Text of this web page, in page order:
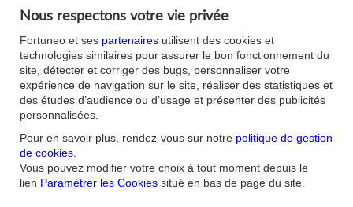
opérationnels élevés". Pour la banque canadienne, "si les
pourparlers n'en sont qu'à leur début, avec peu de détails sur la
structure et la valorisation, toute transaction crédible serait
probablement pilotée par Rio, financée entièrement en actions,
avec une scission de l'activité charbon et un encadrement strict
du négoce (marketing). Cela laisse présager des délais de
réalisation longs et un examen rigoureux des autorités de
régulation".
"On ignore encore si la branche de négoce (trading) de Glencore
fera partie de la transaction, mais il est probable que Rio souhaite
scinder les activités de charbon de Glencore, une opération
facilitée par la restructuration du pôle charbon annoncée en mai",
explique Neil Wilson, Investor Strategist chez Saxo UK.
Nous respectons votre vie privée
Fortuneo et ses partenaires utilisent des cookies et
technologies similaires pour assurer le bon fonctionnement du
site, détecter et corriger des bugs, personnaliser votre
expérience de navigation sur le site, réaliser des statistiques et
des études d’audience ou d’usage et présenter des publicités
personnalisées.
Pour en savoir plus, rendez-vous sur notre politique de gestion
de cookies
Vous pouvez modifier votre choix à tout moment depuis le
lien Paramétrer les Cookies situé en bas de page du site.